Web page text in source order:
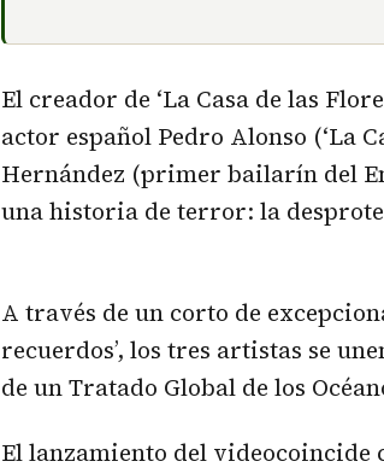
El creador de ‘La Casa de las
actor español Pedro Alonso (‘La
Hernández (primer bailarín del
una historia de terror: la
A través de un corto de
recuerdos’, los tres artistas se
de un Tratado Global de los
El lanzamiento del videocoincide